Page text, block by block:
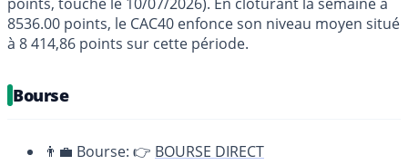
8536.00 points, le CAC40 enfonce son niveau moyen situé
à 8 414,86 points sur cette période.
Bourse
👨‍💼 Bourse: 👉 BOURSE DIRECT